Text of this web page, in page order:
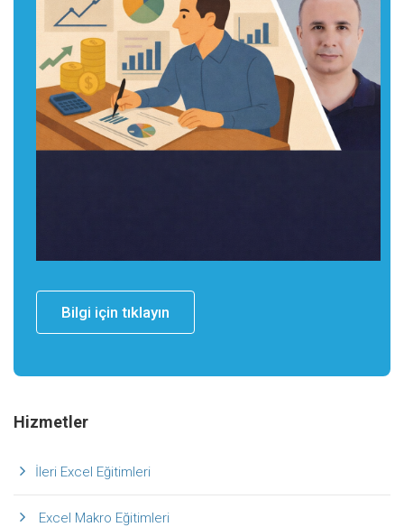
Bilgi için tıklayın
Hizmetler
İleri Excel Eğitimleri
Excel Makro Eğitimleri